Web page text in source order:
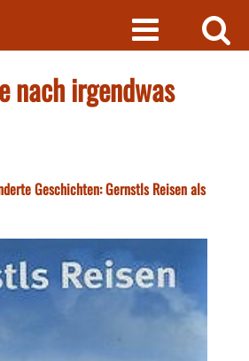
nach irgendwas
Geschichten: Gernstls Reisen als